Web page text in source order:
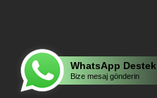
WhatsApp Destek
Bize mesaj gönderin